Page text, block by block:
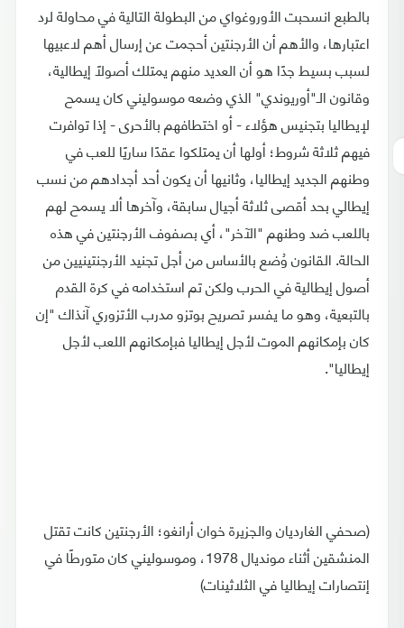
بالطبع انسحبت الأوروغواي من البطولة التالية في محاولة لرد
اعتبارها، والأهم أن الأرجنتين أحجمت عن إرسال أهم لاعبيها
لسبب بسيط جدًا هو أن العديد منهم يمتلك أصولًا إيطالية،
وقانون الـ"أوريوندي" الذي وضعه موسوليني كان يسمح
لإيطاليا بتجنيس هؤلاء - أو اختطافهم بالأحرى - إذا توافرت
فيهم ثلاثة شروط؛ أولها أن يمتلكوا عقدًا ساريًا للعب في
وطنهم الجديد إيطاليا، وثانيها أن يكون أحد أجدادهم من نسب
إيطالي بحد أقصى ثلاثة أجيال سابقة، وآخرها ألا يسمح لهم
باللعب ضد وطنهم "الآخر"، أي بصفوف الأرجنتين في هذه
الحالة. القانون وُضع بالأساس من أجل تجنيد الأرجنتينيين من
أصول إيطالية في الحرب ولكن تم استخدامه في كرة القدم
بالتبعية، وهو ما يفسر تصريح بوتزو مدرب الأتزوري آنذاك "إن
كان بإمكانهم الموت لأجل إيطاليا فبإمكانهم اللعب لأجل
إيطاليا".
(صحفي الغارديان والجزيرة خوان أرانغو؛ الأرجنتين كانت تقتل
المنشقين أثناء مونديال 1978، وموسوليني كان متورطًا في
إنتصارات إيطاليا في الثلاثينات)